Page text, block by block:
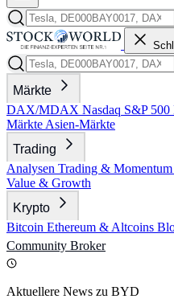
Märkte
DAX/MDAX Nasdaq S&P 500
Märkte Asien-Märkte
Trading
Analysen Trading & Momentum
Value & Growth
Krypto
Bitcoin Ethereum & Altcoins
Community Broker
Aktuellere News zu BYD